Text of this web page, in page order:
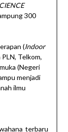
300
(Indoor
Telkom,
(Negeri
menjadi
ilmu
terbaru